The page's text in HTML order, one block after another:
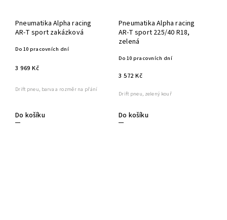
Pneumatika Alpha racing
AR-T sport zakázková
Do 10 pracovních dní
3 969 Kč
Do košíku
Drift pneu, barva a rozměr na přání
Pneumatika Alpha racing
AR-T sport 225/40 R18,
zelená
Do 10 pracovních dní
3 572 Kč
Do košíku
Drift pneu, zelený kouř